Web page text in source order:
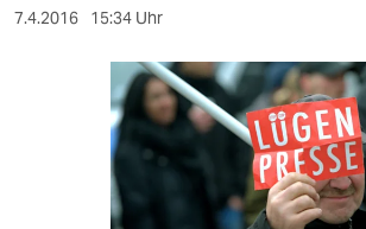
berlin
wahrheit
7.4.2016 15:34 Uhr